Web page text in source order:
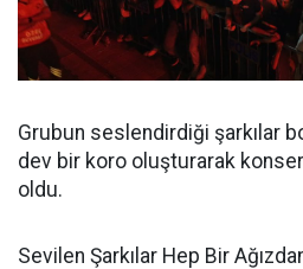
Grubun seslendirdiği şarkılar
dev bir koro oluşturarak
oldu.
Sevilen Şarkılar Hep Bir